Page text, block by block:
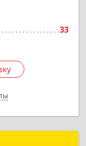
33
Подробнее